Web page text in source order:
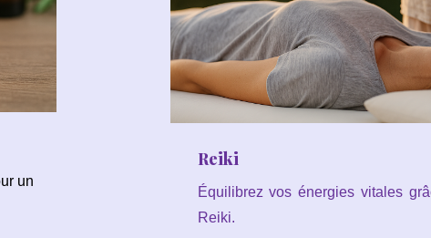
un
Reiki
Équilibrez vos énergies vitales
Reiki.